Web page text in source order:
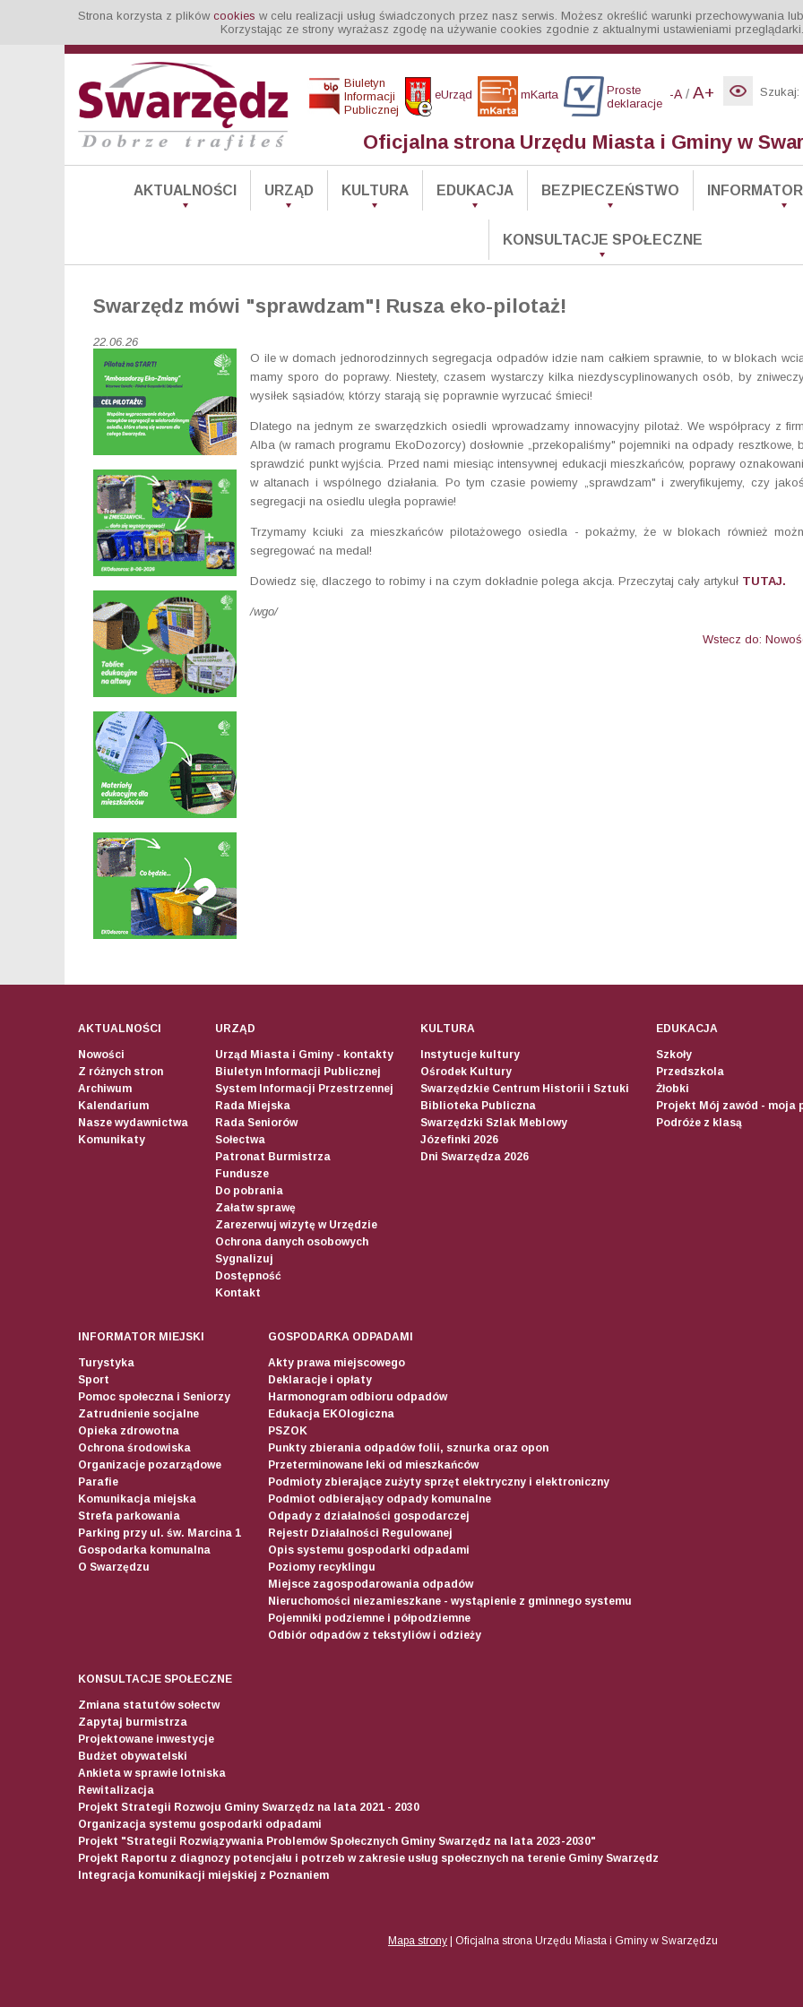
Strona korzysta z plików cookies w celu realizacji usług świadczonych przez nasz serwis. Możesz określić warunki przechowywania
Korzystając ze strony wyrażasz zgodę na używanie cookies zgodnie z aktualnymi ustawieniami przeglądarki.
Biuletyn
Informacji
Publicznej
eUrząd mKarta
Proste
deklaracje
-A / A+ Szukaj:
Oficjalna strona Urzędu Miasta i Gminy w
AKTUALNOŚCI URZĄD KULTURA EDUKACJA BEZPIECZEŃSTWO
KONSULTACJE SPOŁECZNE
Swarzędz mówi "sprawdzam"! Rusza eko-pilotaż!
22.06.26
O ile w domach jednorodzinnych segregacja odpadów idzie nam całkiem sprawnie, to w blokach
mamy sporo do poprawy. Niestety, czasem wystarczy kilka niezdyscyplinowanych osób, by
wysiłek sąsiadów, którzy starają się poprawnie wyrzucać śmieci!
Dlatego na jednym ze swarzędzkich osiedli wprowadzamy innowacyjny pilotaż. We współpracy z
Alba (w ramach programu EkoDozorcy) dosłownie „przekopaliśmy" pojemniki na odpady resztkowe,
sprawdzić punkt wyjścia. Przed nami miesiąc intensywnej edukacji mieszkańców, poprawy
w altanach i wspólnego działania. Po tym czasie powiemy „sprawdzam" i zweryfikujemy, czy
segregacji na osiedlu uległa poprawie!
Trzymamy kciuki za mieszkańców pilotażowego osiedla - pokażmy, że w blokach również
segregować na medal!
Dowiedz się, dlaczego to robimy i na czym dokładnie polega akcja. Przeczytaj cały artykuł TUTAJ.
/wgo/
Wstecz do:
AKTUALNOŚCI
Nowości
Z różnych stron
Archiwum
Kalendarium
Nasze wydawnictwa
Komunikaty
URZĄD
Urząd Miasta i Gminy - kontakty
Biuletyn Informacji Publicznej
System Informacji Przestrzennej
Rada Miejska
Rada Seniorów
Sołectwa
Patronat Burmistrza
Fundusze
Do pobrania
Załatw sprawę
Zarezerwuj wizytę w Urzędzie
Ochrona danych osobowych
Sygnalizuj
Dostępność
Kontakt
KULTURA
Instytucje kultury
Ośrodek Kultury
Swarzędzkie Centrum Historii i Sztuki
Biblioteka Publiczna
Swarzędzki Szlak Meblowy
Józefinki 2026
Dni Swarzędza 2026
EDUKACJA
Szkoły
Przedszkola
Żłobki
Projekt Mój zawód - moja
Podróże z klasą
INFORMATOR MIEJSKI
Turystyka
Sport
Pomoc społeczna i Seniorzy
Zatrudnienie socjalne
Opieka zdrowotna
Ochrona środowiska
Organizacje pozarządowe
Parafie
Komunikacja miejska
Strefa parkowania
Parking przy ul. św. Marcina 1
Gospodarka komunalna
O Swarzędzu
GOSPODARKA ODPADAMI
Akty prawa miejscowego
Deklaracje i opłaty
Harmonogram odbioru odpadów
Edukacja EKOlogiczna
PSZOK
Punkty zbierania odpadów folii, sznurka oraz opon
Przeterminowane leki od mieszkańców
Podmioty zbierające zużyty sprzęt elektryczny i elektroniczny
Podmiot odbierający odpady komunalne
Odpady z działalności gospodarczej
Rejestr Działalności Regulowanej
Opis systemu gospodarki odpadami
Poziomy recyklingu
Miejsce zagospodarowania odpadów
Nieruchomości niezamieszkane - wystąpienie z gminnego systemu
Pojemniki podziemne i półpodziemne
Odbiór odpadów z tekstyliów i odzieży
KONSULTACJE SPOŁECZNE
Zmiana statutów sołectw
Zapytaj burmistrza
Projektowane inwestycje
Budżet obywatelski
Ankieta w sprawie lotniska
Rewitalizacja
Projekt Strategii Rozwoju Gminy Swarzędz na lata 2021 - 2030
Organizacja systemu gospodarki odpadami
Projekt "Strategii Rozwiązywania Problemów Społecznych Gminy Swarzędz na lata 2023-2030"
Projekt Raportu z diagnozy potencjału i potrzeb w zakresie usług społecznych na terenie Gminy Swarzędz
Integracja komunikacji miejskiej z Poznaniem
Mapa strony | Oficjalna strona Urzędu Miasta i Gminy w Swarzędzu